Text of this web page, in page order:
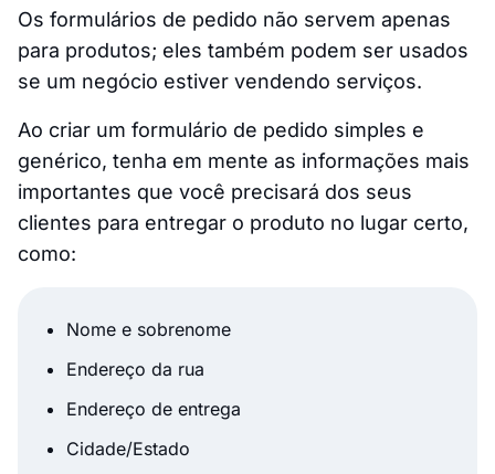
Os formulários de pedido não servem apenas
para produtos; eles também podem ser usados
se um negócio estiver vendendo serviços.
Ao criar um formulário de pedido simples e
genérico, tenha em mente as informações mais
importantes que você precisará dos seus
clientes para entregar o produto no lugar certo,
como:
Nome e sobrenome
Endereço da rua
Endereço de entrega
Cidade/Estado